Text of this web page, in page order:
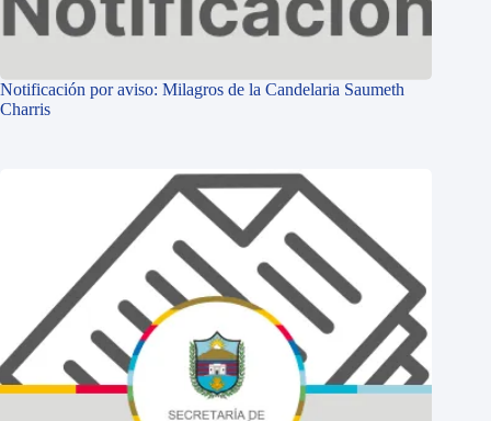
Notificación por aviso: Milagros de la Candelaria Saumeth
Charris